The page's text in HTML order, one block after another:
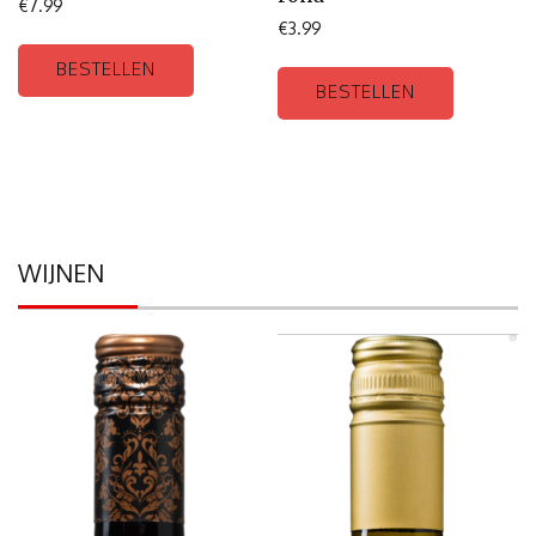
€7.99
BESTELLEN
€3.99
BESTELLEN
WIJNEN